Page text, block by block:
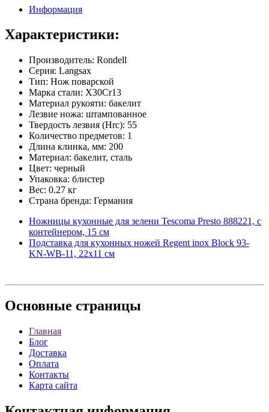
Информация
Характеристики:
Производитель: Rondell
Серия: Langsax
Тип: Нож поварской
Марка стали: X30Cr13
Материал рукояти: бакелит
Лезвие ножа: штампованное
Твердость лезвия (Hrc): 55
Количество предметов: 1
Длина клинка, мм: 200
Материал: бакелит, сталь
Цвет: черный
Упаковка: блистер
Вес: 0.27 кг
Страна бренда: Германия
Ножницы кухонные для зелени Tescoma Presto 888221, с
контейнером, 15 см
Подставка для кухонных ножей Regent inox Block 93-
KN-WB-11, 22х11 см
Основные страницы
Главная
Блог
Доставка
Оплата
Контакты
Карта сайта